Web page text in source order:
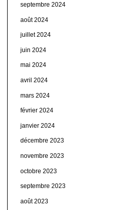
septembre 2024
août 2024
juillet 2024
juin 2024
mai 2024
avril 2024
mars 2024
février 2024
janvier 2024
décembre 2023
novembre 2023
octobre 2023
septembre 2023
août 2023